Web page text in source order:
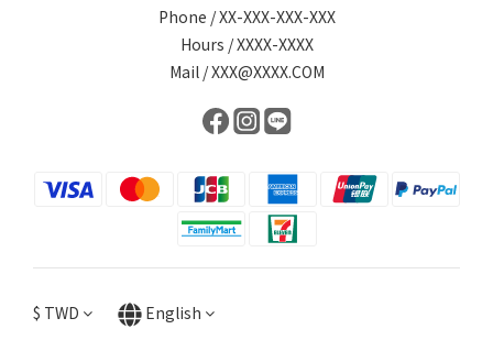
Phone / XX-XXX-XXX-XXX
Hours / XXXX-XXXX
Mail / XXX@XXXX.COM
$ TWD English